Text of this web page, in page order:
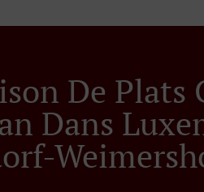
De Plats
Dans